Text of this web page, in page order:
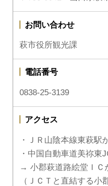
お問い合わせ
萩市役所観光課
電話番号
0838-25-3139
アクセス
・ＪＲ山陰本線東萩駅
・中国自動車道美祢東
→ 小郡萩道路絵堂ＩＣ
（ＪＣＴと直結する小